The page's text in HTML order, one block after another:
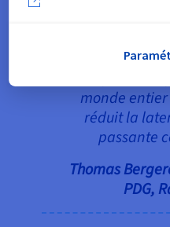
« Nous
différents
nos points
monde
réduit la
passante
Thomas
PDG,